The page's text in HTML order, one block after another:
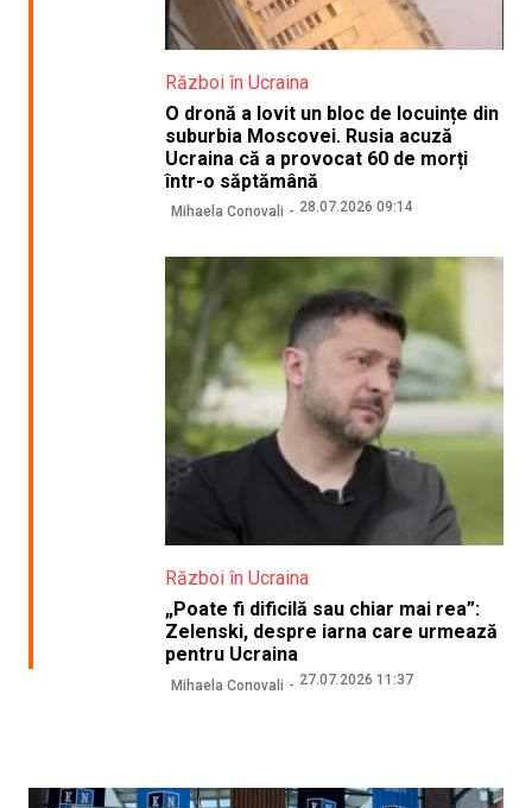
Război în Ucraina
O dronă a lovit un bloc de locuințe din
suburbia Moscovei. Rusia acuză
Ucraina că a provocat 60 de morți
într-o săptămână
Mihaela Conovali 28.07.2026 09:14
Război în Ucraina
„Poate fi dificilă sau chiar mai rea”:
Zelenski, despre iarna care urmează
pentru Ucraina
Mihaela Conovali 27.07.2026 11:37